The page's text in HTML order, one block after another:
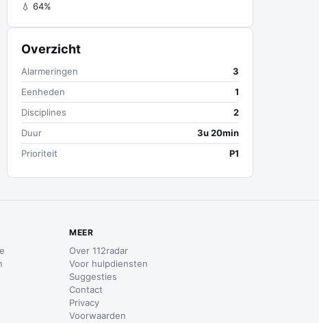
💧 64%
Overzicht
Alarmeringen
3
Eenheden
1
Disciplines
2
Duur
3u 20min
Prioriteit
P1
MEER
Over 112radar
Voor hulpdiensten
Suggesties
Contact
Privacy
Voorwaarden